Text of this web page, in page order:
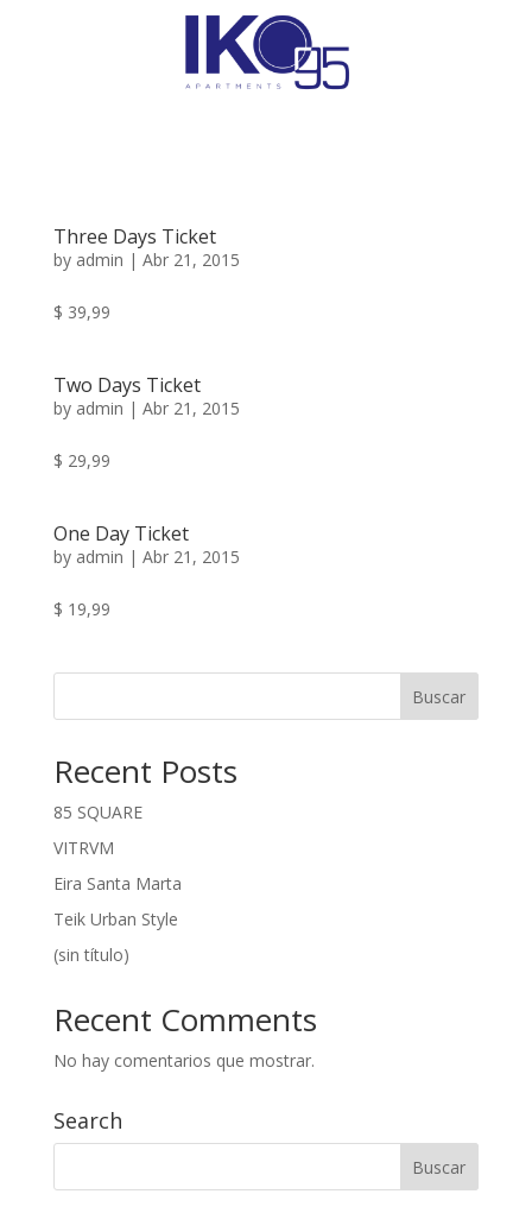
Three Days Ticket
by admin | Abr 21, 2015
$ 39,99
Two Days Ticket
by admin | Abr 21, 2015
$ 29,99
One Day Ticket
by admin | Abr 21, 2015
$ 19,99
Buscar
Recent Posts
85 SQUARE
VITRVM
Eira Santa Marta
Teik Urban Style
(sin título)
Recent Comments
No hay comentarios que mostrar.
Search